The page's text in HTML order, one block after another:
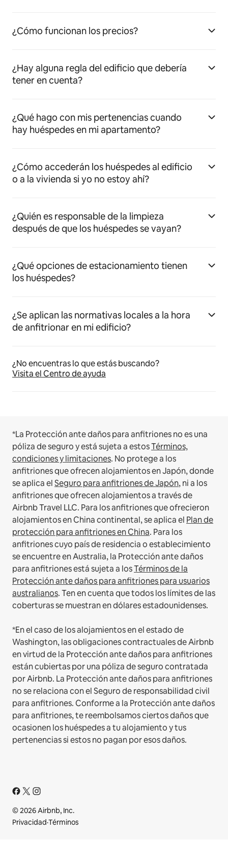
¿Cómo funcionan los precios?
¿Hay alguna regla del edificio que debería
tener en cuenta?
¿Qué hago con mis pertenencias cuando
hay huéspedes en mi apartamento?
¿Cómo accederán los huéspedes al edificio
o a la vivienda si yo no estoy ahí?
¿Quién es responsable de la limpieza
después de que los huéspedes se vayan?
¿Qué opciones de estacionamiento tienen
los huéspedes?
¿Se aplican las normativas locales a la hora
de anfitrionar en mi edificio?
¿No encuentras lo que estás buscando?
Visita el Centro de ayuda
*La Protección ante daños para anfitriones no es una
póliza de seguro y está sujeta a estosTérminos,
condiciones y limitaciones. No protege a los
anfitriones que ofrecen alojamientos en Japón, donde
se aplica elSeguro para anfitriones de Japón, ni a los
anfitriones que ofrecen alojamientos a través de
Airbnb Travel LLC. Para los anfitriones que ofrecieron
alojamientos en China continental, se aplica el Plan de
protección para anfitriones en China. Para los
anfitriones cuyo país de residencia o establecimiento
se encuentre en Australia, la Protección ante daños
para anfitriones está sujeta a losTérminos de la
Protección ante daños para anfitriones para usuarios
australianos. Ten en cuenta que todos los límites de las
coberturas se muestran en dólares estadounidenses.
*En el caso de los alojamientos en el estado de
Washington, las obligaciones contractuales de Airbnb
en virtud de la Protección ante daños para anfitriones
están cubiertas por una póliza de seguro contratada
por Airbnb. La Protección ante daños para anfitriones
no se relaciona con el Seguro de responsabilidad civil
para anfitriones. Conforme a la Protección ante daños
para anfitriones, te reembolsamos ciertos daños que
ocasionen los huéspedes a tu alojamiento y tus
pertenencias si estos no pagan por esos daños.
© 2026 Airbnb, Inc.
Privacidad·Términos